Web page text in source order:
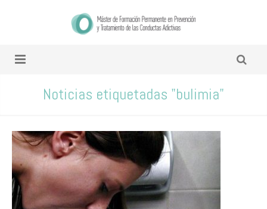
Noticias etiquetadas "bulimia"